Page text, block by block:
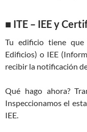
■ ITE – IEE y
Tu edificio tiene que
Edificios) o IEE
recibir la notificación
Qué hago ahora?
Inspeccionamos el
IEE.